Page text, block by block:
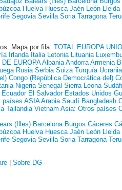
Huelva Huesca Jaén León Lleida
Segovia Sevilla Soria Tarragona
Mapa por fila: TOTAL EUROPA
Irlanda Italia Letonia Lituania
DE EUROPA Albania Andorra Armenia
Rusia Serbia Suiza Turquía Ucrania
Congo (República Democrática del)
Nigeria Senegal Sierra Leona
Ecuador El Salvador Estados Unidos
países ASIA Arabia Saudí Bangladesh
Tailandia Vietnam Asia: Otros países
(Illes) Barcelona Burgos Cáceres
Huelva Huesca Jaén León Lleida
Segovia Sevilla Soria Tarragona
| Sobre DG